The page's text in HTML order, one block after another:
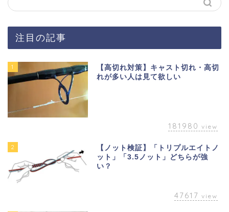
注目の記事
1
【高切れ対策】キャスト切れ・高切
れが多い人は見て欲しい
181980 view
2
【ノット検証】「トリプルエイトノ
ット」「3.5ノット」どちらが強
い？
47617 view